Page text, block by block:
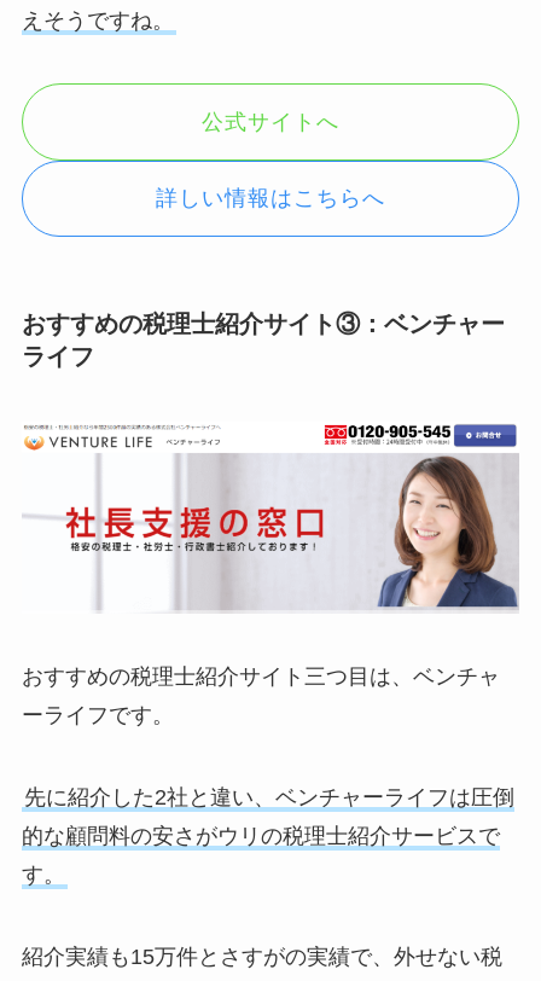
えそうですね。
公式サイトへ
詳しい情報はこちらへ
おすすめの税理士紹介サイト③：ベンチャー
ライフ
おすすめの税理士紹介サイト三つ目は、ベンチャ
ーライフです。
先に紹介した2社と違い、ベンチャーライフは圧倒
的な顧問料の安さがウリの税理士紹介サービスで
す。
紹介実績も15万件とさすがの実績で、外せない税